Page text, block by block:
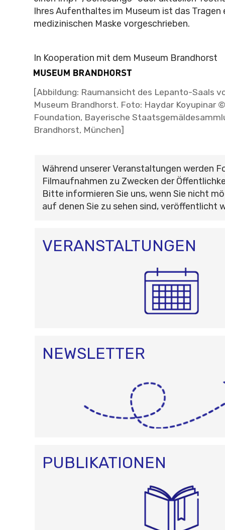
Ihres Aufenthaltes im Museum ist das Tragen
medizinischen Maske vorgeschrieben.
In Kooperation mit dem Museum Brandhorst
[Abbildung: Raumansicht des Lepanto-Saals
Museum Brandhorst. Foto: Haydar Koyupinar
Foundation, Bayerische
Brandhorst, München]
Während unserer Veranstaltungen werden
Filmaufnahmen zu Zwecken der
Bitte informieren Sie uns, wenn Sie nicht
auf denen Sie zu sehen sind, veröffentlicht
VERANSTALTUNGEN
NEWSLETTER
PUBLIKATIONEN